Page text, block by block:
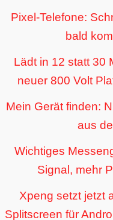
Pixel-Telefone:
bald
Lädt in 12 statt 30
neuer 800 Volt
Mein Gerät finden:
aus
Wichtiges
Signal, mehr
Xpeng setzt jetzt
Splitscreen für